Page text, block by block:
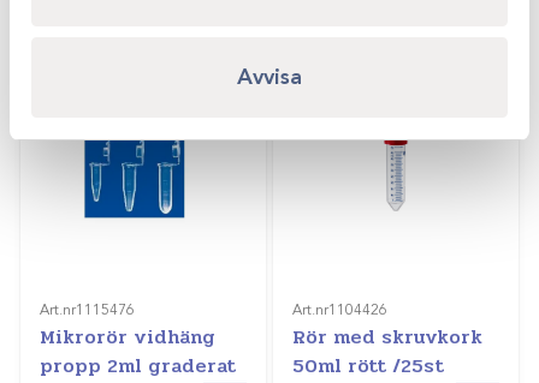
Avvisa
Art.nr1115476
Mikrorör vidhäng
propp 2ml graderat
Art.nr1104426
Rör med skruvkork
50ml rött /25st